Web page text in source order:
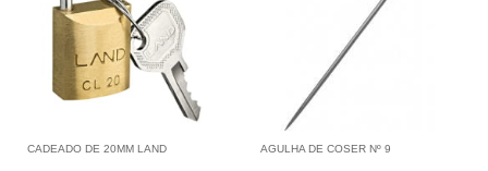
CADEADO DE 20MM LAND AGULHA DE COSER Nº 9